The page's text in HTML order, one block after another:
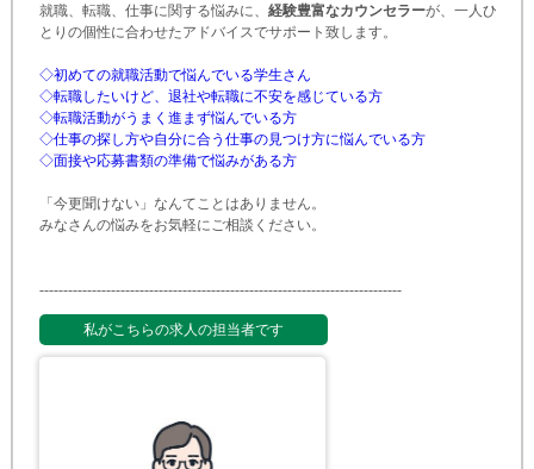
就職、転職、仕事に関する悩みに、 経験豊富なカウンセラーが、一人ひ
とりの個性に合わせたアドバイスでサポート致します。
◇初めての就職活動で悩んでいる学生さん
◇転職したいけど、退社や転職に不安を感じている方
◇転職活動がうまく進まず悩んでいる方
◇仕事の探し方や自分に合う仕事の見つけ方に悩んでいる方
◇面接や応募書類の準備で悩みがある方
「今更聞けない」なんてことはありません。
みなさんの悩みをお気軽にご相談ください。
----------------------------------------------------------------------------
私がこちらの求人の担当者です